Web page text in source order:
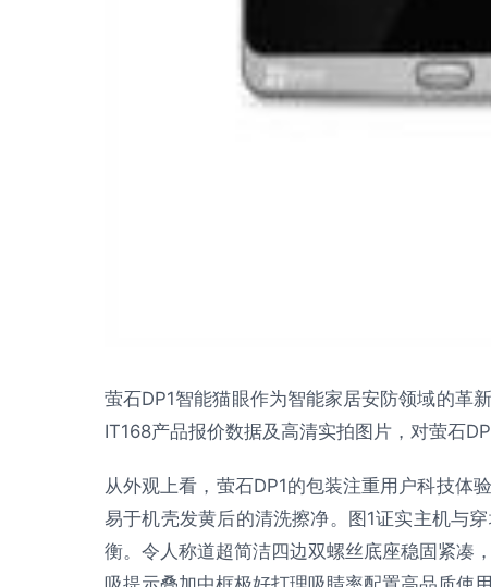
萤石DP1智能猫眼作为智能家居安防领域的革
IT168产品报价数据及高清实拍图片，对萤石
从外观上看，萤石DP1的包装注重用户科技体
易于机壳发黄后的清洗擦净。图1证实主机与
衡。令人称道超简洁四边双螺丝底座稳固紧凑